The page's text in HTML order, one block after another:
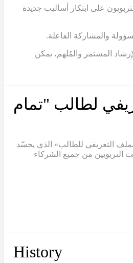
على ابتكار أساليب جديدة
والمشاركة الفاعلة.
المستمر والمُلهم، يمكن
لطالب "تمام
التعريفي للطالب» الذي يجسّد
التربويين من جميع الشركاء
History